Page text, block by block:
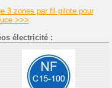
3 zones par fil pilote pour
>>>
électricité :